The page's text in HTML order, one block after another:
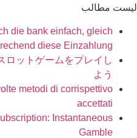
لیست مطالب
die bank einfach, gleich
diese Einzahlung
ロットゲームをプレイし
よう
metodi di corrispettivo
accettati
Instantaneous
Gamble